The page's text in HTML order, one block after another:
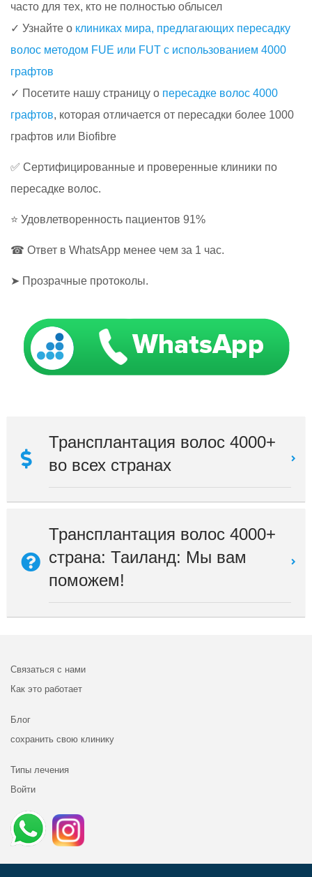
часто для тех, кто не полностью облысел
✓ Узнайте о клиниках мира, предлагающих пересадку
волос методом FUE или FUT с использованием 4000
графтов
✓ Посетите нашу страницу о пересадке волос 4000
графтов, которая отличается от пересадки более 1000
графтов или Biofibre
✅ Сертифицированные и проверенные клиники по
пересадке волос.
⭐ Удовлетворенность пациентов 91%
☎ Ответ в WhatsApp менее чем за 1 час.
➤ Прозрачные протоколы.
Трансплантация волос 4000+
во всех странах
Трансплантация волос 4000+
страна: Таиланд: Мы вам
поможем!
Связаться с нами
Как это работает
Блог
сохранить свою клинику
Типы лечения
Войти